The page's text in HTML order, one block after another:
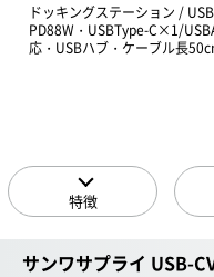
ドッキングステーション /
PD88W・USBType-C×1/
応・USBハブ・ケーブル長
特徴
サンワサプライ USB-